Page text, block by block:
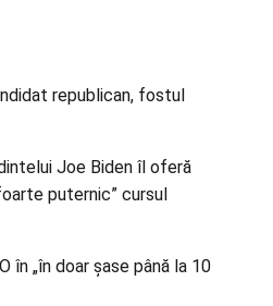
republican, fostul
Joe Biden îl oferă
puternic” cursul
„în doar șase până la 10